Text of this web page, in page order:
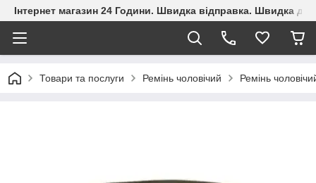
Інтернет магазин 24 Години. Швидка відправка. Швидка
Товари та послуги Ремінь чоловічий Ремінь